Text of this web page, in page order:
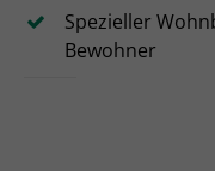
Spezieller
Bewohner